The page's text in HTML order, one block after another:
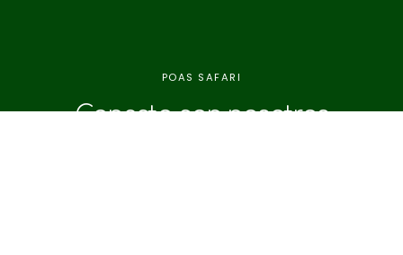
POAS SAFARI
Conecta con nosotros